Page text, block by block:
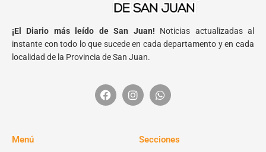
¡El Diario más leído de San Juan! Noticias actualizadas al
instante con todo lo que sucede en cada departamento y en cada
localidad de la Provincia de San Juan.
Menú Secciones